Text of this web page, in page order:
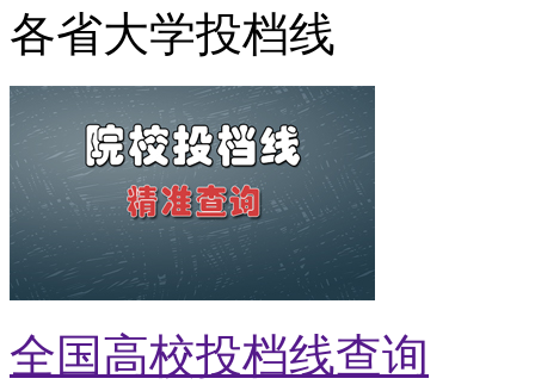
各省大学投档线
全国高校投档线查询